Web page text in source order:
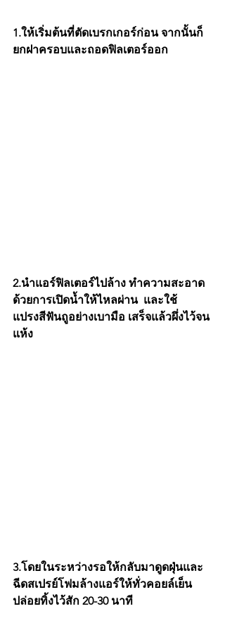
1.ให้เริ่มต้นที่ตัดเบรกเกอร์ก่อน จากนั้นก็
ยกฝาครอบและถอดฟิลเตอร์ออก
2.นำแอร์ฟิลเตอร์ไปล้าง ทำความสะอาด
ด้วยการเปิดน้ำให้ไหลผ่าน  และใช้
แปรงสีฟันถูอย่างเบามือ เสร็จแล้วผึ่งไว้จน
แห้ง
3.โดยในระหว่างรอให้กลับมาดูดฝุ่นและ
ฉีดสเปรย์โฟมล้างแอร์ให้ทั่วคอยล์เย็น
ปล่อยทิ้งไว้สัก 20-30 นาที